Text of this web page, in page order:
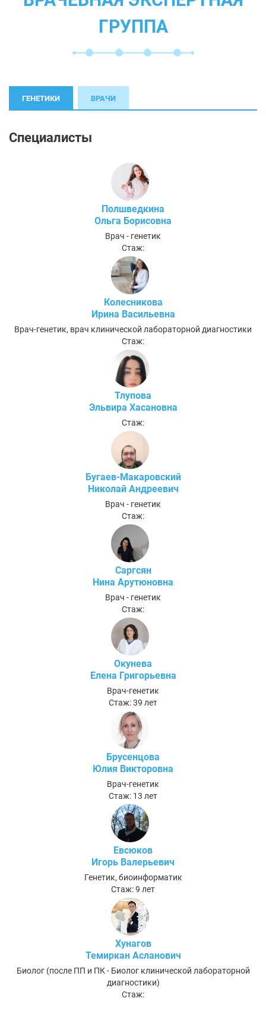
ГРУППА
ГЕНЕТИКИ ВРАЧИ
Специалисты
Полшведкина
Ольга Борисовна
Врач - генетик
Стаж:
Колесникова
Ирина Васильевна
Врач-генетик, врач клинической лабораторной диагностики
Стаж:
Тлупова
Эльвира Хасановна
Стаж:
Бугаев-Макаровский
Николай Андреевич
Врач - генетик
Стаж:
Саргсян
Нина Арутюновна
Врач - генетик
Стаж:
Окунева
Елена Григорьевна
Врач-генетик
Стаж: 39 лет
Брусенцова
Юлия Викторовна
Врач-генетик
Стаж: 13 лет
Евсюков
Игорь Валерьевич
Генетик, биоинформатик
Стаж: 9 лет
Хунагов
Темиркан Асланович
Биолог (после ПП и ПК - Биолог клинической лабораторной
диагностики)
Стаж: